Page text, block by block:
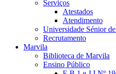
Serviços
Atestados
Atendimento
Universidade Sénior
Recrutamento
Marvila
Biblioteca de Marvila
Ensino Público